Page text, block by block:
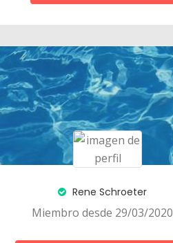
Rene Schroeter
Miembro desde 29/03/2020